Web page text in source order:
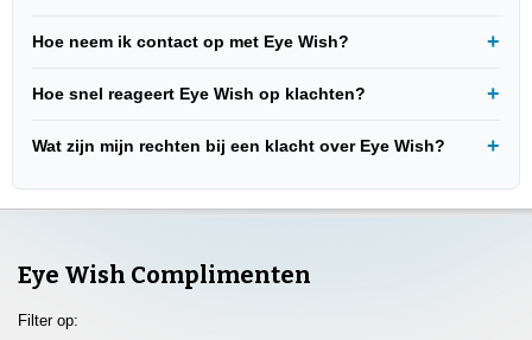
Hoe neem ik contact op met Eye Wish?
Hoe snel reageert Eye Wish op klachten?
Wat zijn mijn rechten bij een klacht over Eye Wish?
Eye Wish Complimenten
Filter op: